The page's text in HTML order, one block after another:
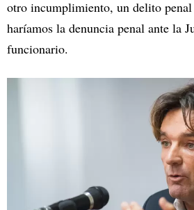
otro incumplimiento, un delito
haríamos la denuncia penal ante la
funcionario.